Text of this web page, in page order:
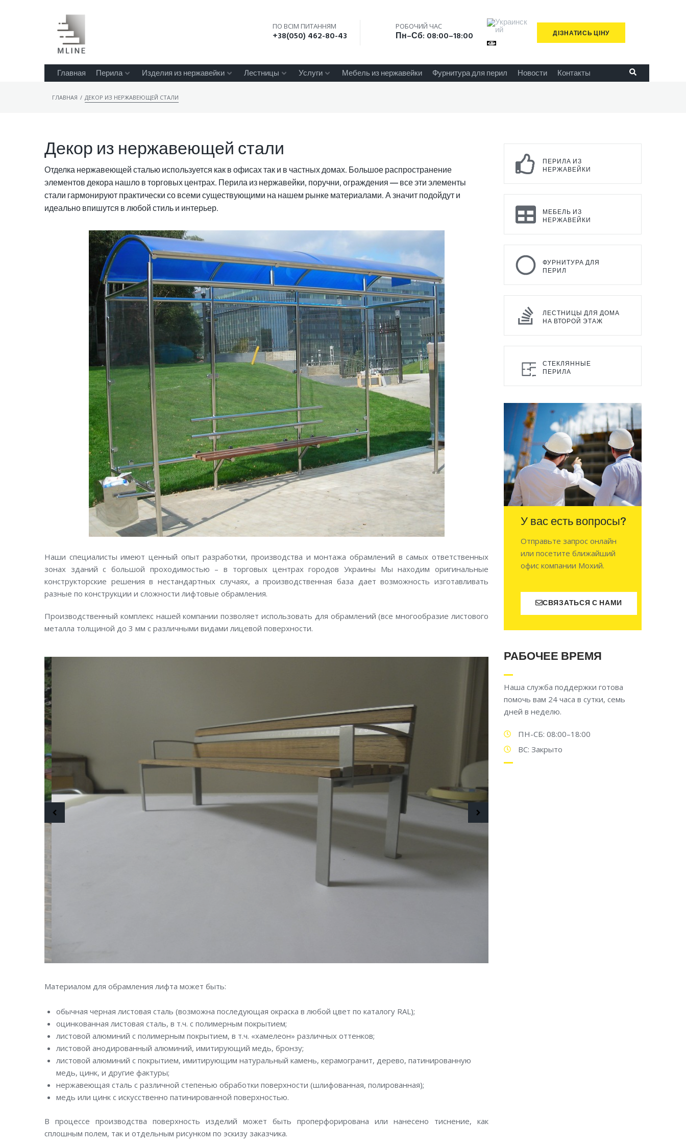
ПО ВСІМ ПИТАННЯМ
+38(050) 462-80-43
РОБОЧИЙ ЧАС
Пн–Сб: 08:00–18:00 ДІЗНАТИСЬ ЦІНУ
Главная Перила Изделия из нержавейки Лестницы Услуги Мебель из нержавейки Фурнитура для перил Новости Контакты
ГЛАВНАЯ / ДЕКОР ИЗ НЕРЖАВЕЮЩЕЙ СТАЛИ
Декор из нержавеющей стали
Отделка нержавеющей сталью используется как в офисах так и в частных домах. Большое распространение
элементов декора нашло в торговых центрах. Перила из нержавейки, поручни, ограждения — все эти элементы
стали гармонируют практически со всеми существующими на нашем рынке материалами. А значит подойдут и
идеально впишутся в любой стиль и интерьер.
Наши специалисты имеют ценный опыт разработки, производства и монтажа обрамлений в самых ответственных
зонах зданий с большой проходимостью – в торговых центрах городов Украины Мы находим оригинальные
конструкторские решения в нестандартных случаях, а производственная база дает возможность изготавливать
разные по конструкции и сложности лифтовые обрамления.
Производственный комплекс нашей компании позволяет использовать для обрамлений (все многообразие листового
металла толщиной до 3 мм с различными видами лицевой поверхности.
Материалом для обрамления лифта может быть:
обычная черная листовая сталь (возможна последующая окраска в любой цвет по каталогу RAL);
оцинкованная листовая сталь, в т.ч. с полимерным покрытием;
листовой алюминий с полимерным покрытием, в т.ч. «хамелеон» различных оттенков;
листовой анодированный алюминий, имитирующий медь, бронзу;
листовой алюминий с покрытием, имитирующим натуральный камень, керамогранит, дерево, патинированную
медь, цинк, и другие фактуры;
нержавеющая сталь с различной степенью обработки поверхности (шлифованная, полированная);
медь или цинк с искусственно патинированной поверхностью.
В процессе производства поверхность изделий может быть проперфорирована или нанесено тиснение, как
сплошным полем, так и отдельным рисунком по эскизу заказчика.
ПЕРИЛА ИЗ
НЕРЖАВЕЙКИ
МЕБЕЛЬ ИЗ
НЕРЖАВЕЙКИ
ФУРНИТУРА ДЛЯ
ПЕРИЛ
ЛЕСТНИЦЫ ДЛЯ ДОМА
НА ВТОРОЙ ЭТАЖ
СТЕКЛЯННЫЕ
ПЕРИЛА
У вас есть вопросы?
Отправьте запрос онлайн
или посетите ближайший
офис компании Мохий.
СВЯЗАТЬСЯ С НАМИ
РАБОЧЕЕ ВРЕМЯ
Наша служба поддержки готова
помочь вам 24 часа в сутки, семь
дней в неделю.
ПН-СБ: 08:00–18:00
ВС: Закрыто